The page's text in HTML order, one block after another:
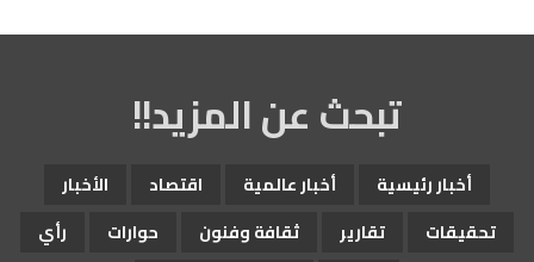
تبحث عن المزيد!!
أخبار رئيسية أخبار عالمية اقتصاد
الأخبار
تحقيقات
تقارير ثقافة وفنون حوارات
رأي